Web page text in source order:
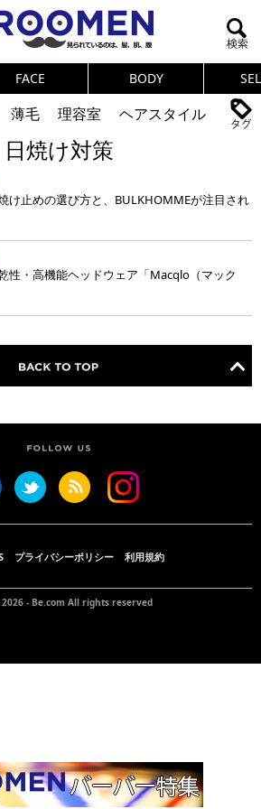
FACE BODY
薄毛 理容室
ヘアスタイル
ニオイ
連載
PICK UP 筋肉
女の本音
セレブ
食事
調査結果
な男
頭皮ケア
日焼け対策
け止めの選び方と、BULKHOMMEが注目され
性・高機能ヘッドウェア「Macqlo（マック
プライバシーポリシー 利用規約
- Be.com All rights reserved